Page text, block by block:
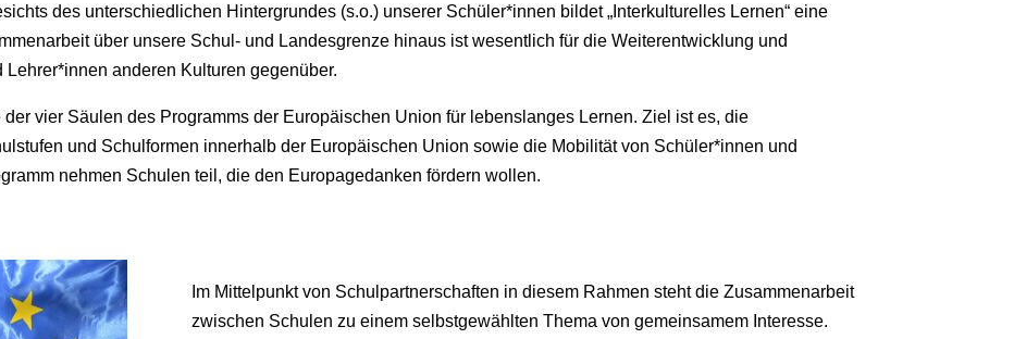
des unterschiedlichen Hintergrundes (s.o.) unserer Schüler*innen bildet „Interkulturelles Lernen“ eine
über unsere Schul- und Landesgrenze hinaus ist wesentlich für die Weiterentwicklung und
anderen Kulturen gegenüber.
vier Säulen des Programms der Europäischen Union für lebenslanges Lernen. Ziel ist es, die
und Schulformen innerhalb der Europäischen Union sowie die Mobilität von Schüler*innen und
nehmen Schulen teil, die den Europagedanken fördern wollen.
Im Mittelpunkt von Schulpartnerschaften in diesem Rahmen steht die Zusammenarbeit
zwischen Schulen zu einem selbstgewählten Thema von gemeinsamem Interesse.